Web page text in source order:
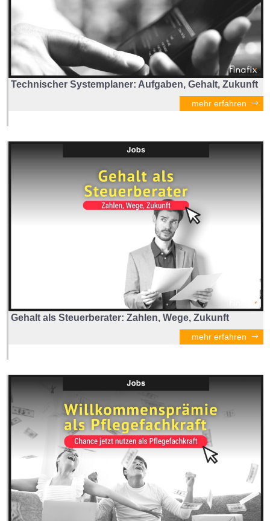
Technischer Systemplaner: Aufgaben, Gehalt, Zukunft
mehr erfahren
Gehalt als Steuerberater: Zahlen, Wege, Zukunft
mehr erfahren